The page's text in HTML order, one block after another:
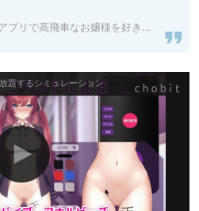
を好き放題するシミュレーション [dobuworks] | DLsite 同人 - R18